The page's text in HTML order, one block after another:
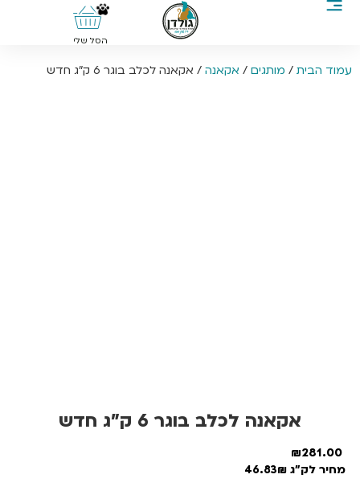
0
הסל שלי
עמוד הבית / מותגים / אקאנה / אקאנה לכלב בוגר 6 ק”ג חדש
אקאנה לכלב בוגר 6 ק”ג חדש
281.00
₪
מחיר לק"ג 46.83₪